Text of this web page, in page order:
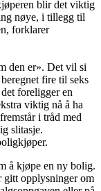
blir det viktig
nøye, i tillegg til
forklarer
den er». Det vil si
fire til seks
foreligger en
viktig nå å ha
i tråd med
slitasje.
å kjøpe en ny bolig.
gitt opplysninger om